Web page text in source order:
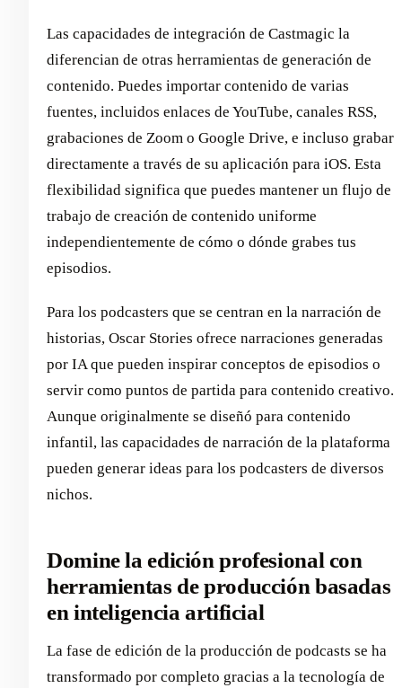
Las capacidades de integración de Castmagic la
diferencian de otras herramientas de generación de
contenido. Puedes importar contenido de varias
fuentes, incluidos enlaces de YouTube, canales RSS,
grabaciones de Zoom o Google Drive, e incluso grabar
directamente a través de su aplicación para iOS. Esta
flexibilidad significa que puedes mantener un flujo de
trabajo de creación de contenido uniforme
independientemente de cómo o dónde grabes tus
episodios.
Para los podcasters que se centran en la narración de
historias, Oscar Stories ofrece narraciones generadas
por IA que pueden inspirar conceptos de episodios o
servir como puntos de partida para contenido creativo.
Aunque originalmente se diseñó para contenido
infantil, las capacidades de narración de la plataforma
pueden generar ideas para los podcasters de diversos
nichos.
Domine la edición profesional con
herramientas de producción basadas
en inteligencia artificial
La fase de edición de la producción de podcasts se ha
transformado por completo gracias a la tecnología de